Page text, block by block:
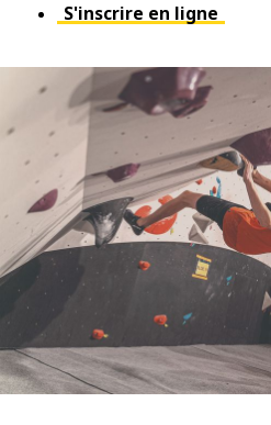
S'inscrire en ligne